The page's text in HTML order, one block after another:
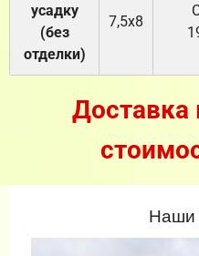
усадку
(без
отделки)
7,5х8
Доставка
Наши